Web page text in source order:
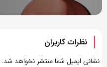
نظرات کاربران
نشانی ایمیل شما منتشر نخواهد شد.